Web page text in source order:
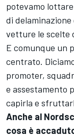
potevamo
di
vetture le scelte
E comunque un
centrato.
promoter,
e assestamento
capirla e
Anche al
cosa è